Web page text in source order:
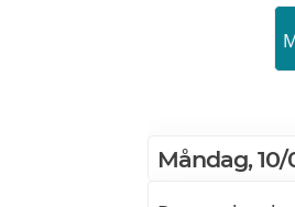
Måndag, 10/